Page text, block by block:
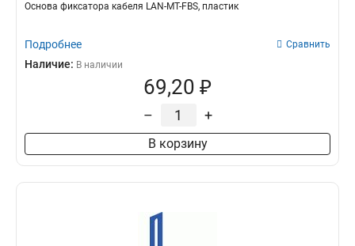
Основа фиксатора кабеля LAN-MT-FBS, пластик
Подробнее Сравнить
Наличие: В наличии
69,20 ₽
– +
В корзину